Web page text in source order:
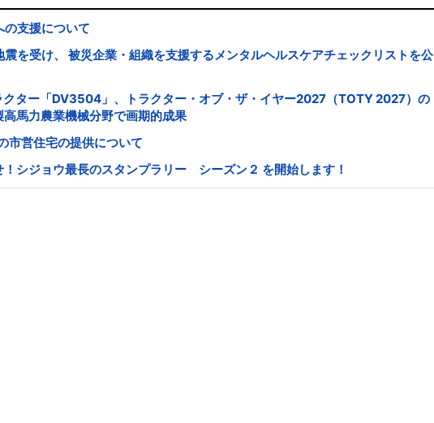
支援について
を受け、 被災企業・組織を支援するメンタルヘルスケアチェックリストを公
ター「DV3504」、トラクター・オブ・ザ・イヤー2027（TOTY 2027）の
馬力農業機械分野で画期的成果
市営住宅の提供について
シジョウ最長のスタンプラリー シーズン２ を開始します！